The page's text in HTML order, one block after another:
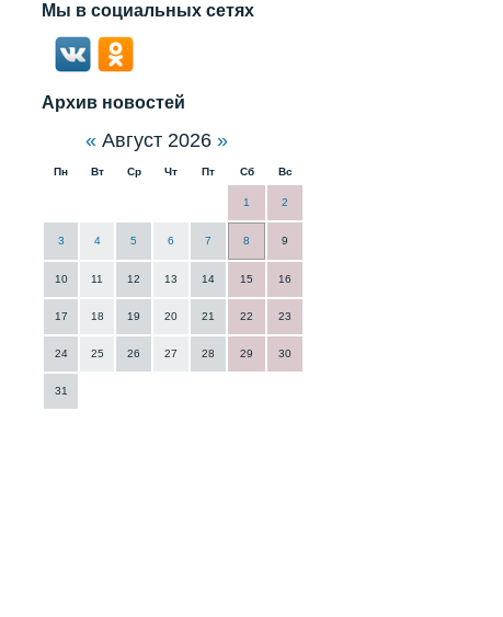
Мы в социальных сетях
Архив новостей
« Август 2026 »
Пн Вт Ср Чт Пт Сб Вс
1 2
3 4 5 6 7 8 9
10 11 12 13 14 15 16
17 18 19 20 21 22 23
24 25 26 27 28 29 30
31